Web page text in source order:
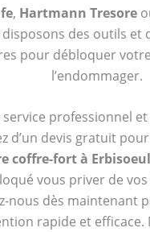
, Hartmann Tresore
des outils et
pour débloquer
l’endommager.
professionnel
d’un devis gratuit
coffre-fort à Erbisoeul
vous priver de
nous dès maintenant
rapide et efficace.